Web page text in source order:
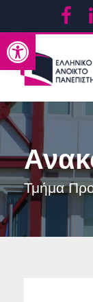
Ανοίξτε
Τμήμα